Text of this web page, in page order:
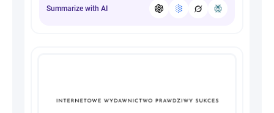
Summarize with AI